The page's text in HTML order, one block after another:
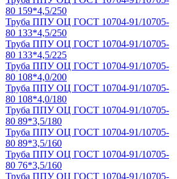
80 159*4,5/250
Труба ППУ ОЦ ГОСТ 10704-91/10705-
80 133*4,5/250
Труба ППУ ОЦ ГОСТ 10704-91/10705-
80 133*4,5/225
Труба ППУ ОЦ ГОСТ 10704-91/10705-
80 108*4,0/200
Труба ППУ ОЦ ГОСТ 10704-91/10705-
80 108*4,0/180
Труба ППУ ОЦ ГОСТ 10704-91/10705-
80 89*3,5/180
Труба ППУ ОЦ ГОСТ 10704-91/10705-
80 89*3,5/160
Труба ППУ ОЦ ГОСТ 10704-91/10705-
80 76*3,5/160
Труба ППУ ОЦ ГОСТ 10704-91/10705-